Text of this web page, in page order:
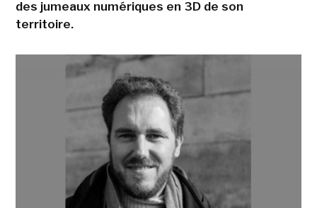
des jumeaux numériques en 3D de son
territoire.